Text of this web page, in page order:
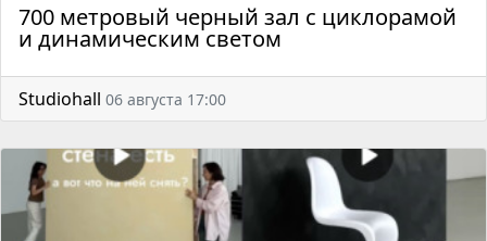
700 метровый черный зал с циклорамой
и динамическим светом
Studiohall 06 августа 17:00